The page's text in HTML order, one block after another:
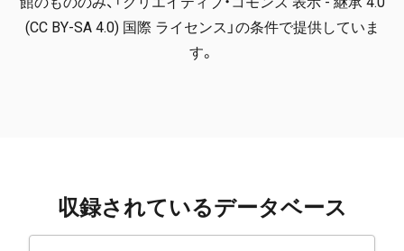
(CC BY-SA 4.0) 国際 ライセンス」の条件で提供していま
す。
収録されているデータベース